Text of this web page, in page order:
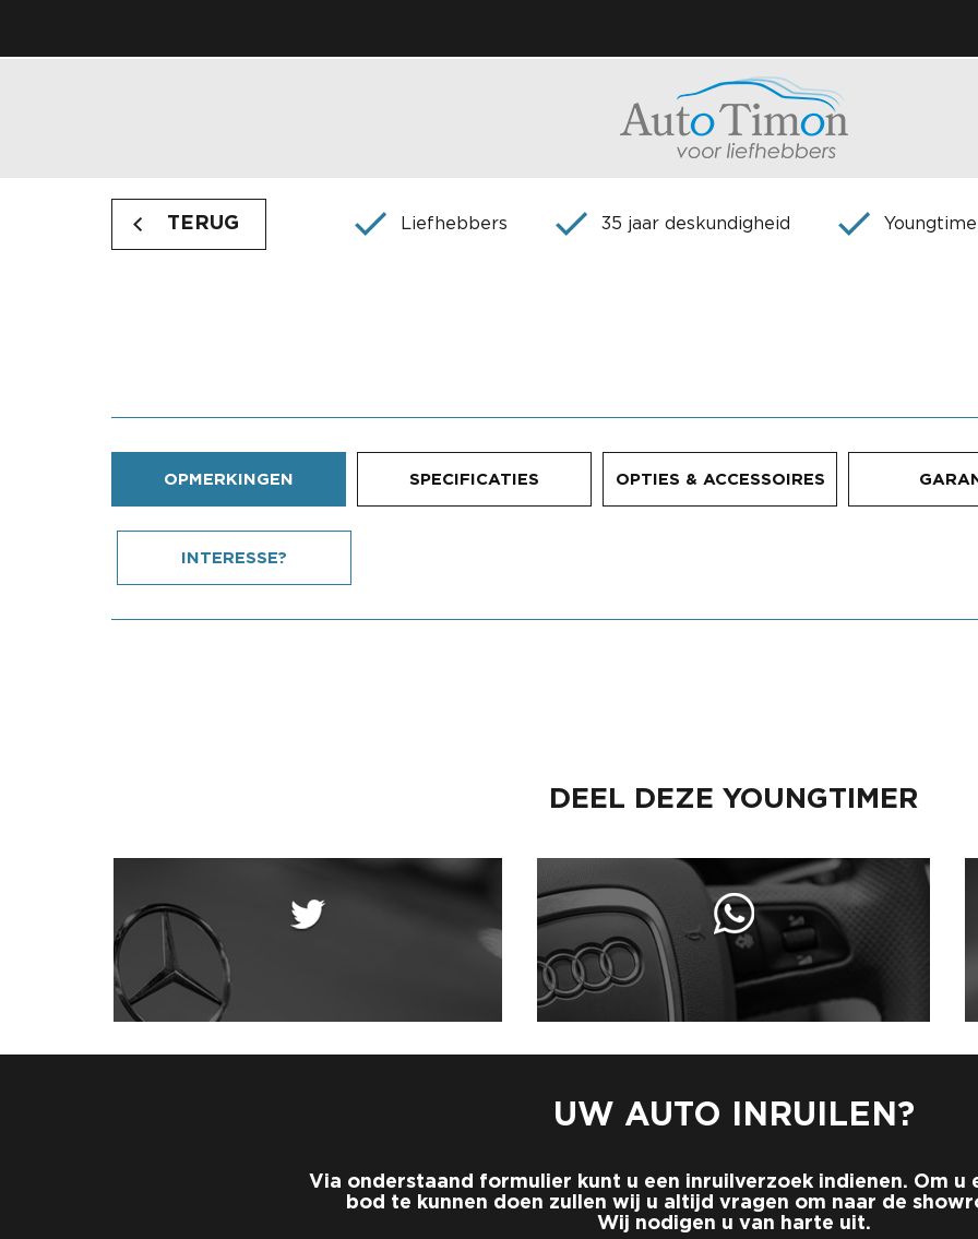
TERUG Liefhebbers 35 jaar deskundigheid
OPMERKINGEN SPECIFICATIES OPTIES & ACCESSOIRES
INTERESSE?
DEEL DEZE YOUNGTIMER
UW AUTO INRUILEN?
Via onderstaand formulier kunt u een inruilverzoek indienen. Om
bod te kunnen doen zullen wij u altijd vragen om naar de
Wij nodigen u van harte uit.